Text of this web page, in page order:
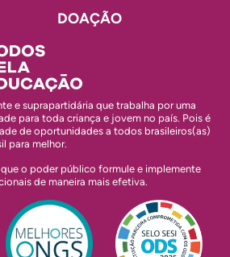
DOAÇÃO
e suprapartidária que trabalha por uma
para toda criança e jovem no país. Pois é
de oportunidades a todos brasileiros(as)
para melhor.
o poder público formule e implemente
de maneira mais efetiva.